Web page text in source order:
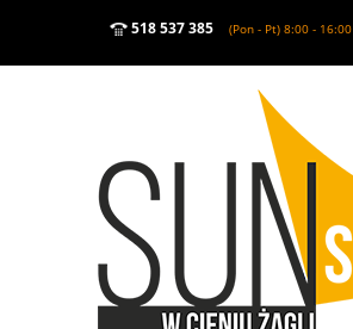
518 537 385 (Pon - Pt) 8:00 - 16:00